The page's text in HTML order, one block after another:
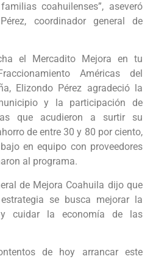
coahuilenses”, aseveró
coordinador general de
el Mercadito Mejora en tu
Américas del
Elizondo Pérez agradeció la
y la participación de
que acudieron a surtir su
de entre 30 y 80 por ciento,
en equipo con proveedores
al programa.
de Mejora Coahuila dijo que
se busca mejorar la
cuidar la economía de las
de hoy arrancar este